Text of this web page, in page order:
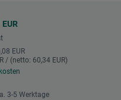
EUR
EUR
/ (netto: 60,34 EUR)
3-5 Werktage